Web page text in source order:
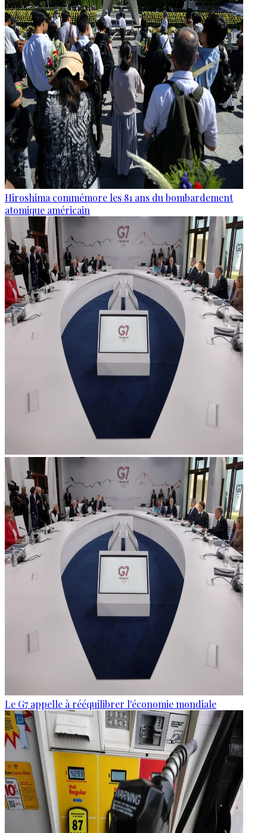
Hiroshima commémore les 81 ans du bombardement
atomique américain
Le G7 appelle à rééquilibrer l'économie mondiale